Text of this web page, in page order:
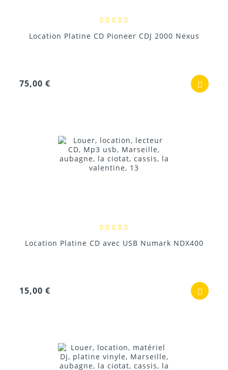
Location Platine CD Pioneer CDJ 2000 Nexus
75,00 €
Location Platine CD avec USB Numark NDX400
15,00 €